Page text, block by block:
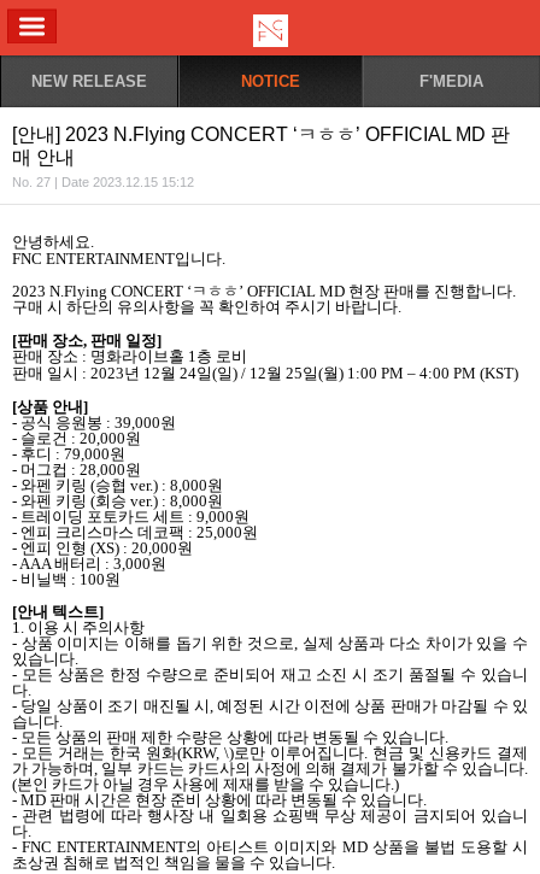
NEW RELEASE NOTICE F'MEDIA
[안내] 2023 N.Flying CONCERT ‘ㅋㅎㅎ’ OFFICIAL MD 판
매 안내
No. 27 | Date 2023.12.15 15:12
안녕하세요.
FNC ENTERTAINMENT입니다.
2023 N.Flying CONCERT ‘ ㅋㅎㅎ ’ OFFICIAL MD 현장 판매를 진행합니다.
구매 시 하단의 유의사항을 꼭 확인하여 주시기 바랍니다.
[판매 장소, 판매 일정]
판매 장소 : 명화라이브홀 1층 로비
판매 일시 : 2023년 12월 24일(일) / 12월 25일(월) 1:00 PM – 4:00 PM (KST)
[상품 안내]
- 공식 응원봉 : 39,000원
- 슬로건 : 20,000원
- 후디 : 79,000원
- 머그컵 : 28,000원
- 와펜 키링 (승협 ver.) : 8,000원
- 와펜 키링 (회승 ver.) : 8,000원
- 트레이딩 포토카드 세트 : 9,000원
- 엔피 크리스마스 데코팩 : 25,000원
- 엔피 인형 (XS) : 20,000원
- AAA배터리 : 3,000원
- 비닐백 : 100원
[안내 텍스트]
1. 이용 시 주의사항
- 상품 이미지는 이해를 돕기 위한 것으로, 실제 상품과 다소 차이가 있을 수
있습니다.
- 모든 상품은 한정 수량으로 준비되어 재고 소진 시 조기 품절될 수 있습니
다.
- 당일 상품이 조기 매진될 시,예정된 시간 이전에 상품 판매가 마감될 수 있
습니다.
- 모든 상품의 판매 제한 수량은 상황에 따라 변동될 수 있습니다.
- 모든 거래는 한국 원화(KRW, \)로만 이루어집니다. 현금 및 신용카드 결제
가 가능하며, 일부 카드는 카드사의 사정에 의해 결제가 불가할 수 있습니다.
(본인 카드가 아닐 경우 사용에 제재를 받을 수 있습니다.)
- MD 판매 시간은 현장 준비 상황에 따라 변동될 수 있습니다.
- 관련 법령에 따라 행사장 내 일회용 쇼핑백 무상 제공이 금지되어 있습니
다.
- FNC ENTERTAINMENT의 아티스트 이미지와 MD 상품을 불법 도용할 시
초상권 침해로 법적인 책임을 물을 수 있습니다.